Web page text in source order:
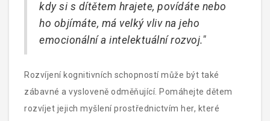
kdy si s dítětem hrajete, povídáte nebo
ho objímáte, má velký vliv na jeho
emocionální a intelektuální rozvoj."
Rozvíjení kognitivních schopností může být také
zábavné a vysloveně odměňující. Pomáhejte dětem
rozvíjet jejich myšlení prostřednictvím her, které